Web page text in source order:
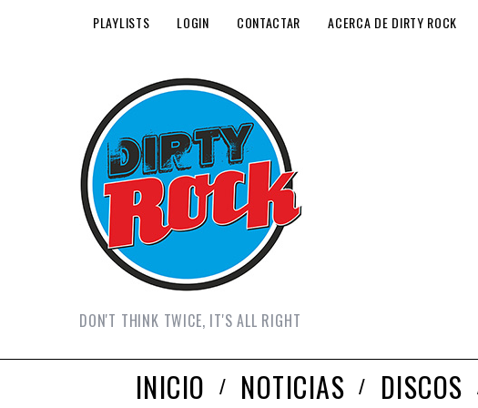
PLAYLISTS LOGIN CONTACTAR ACERCA DE DIRTY ROCK
DON'T THINK TWICE, IT'S ALL RIGHT
INICIO NOTICIAS DISCOS